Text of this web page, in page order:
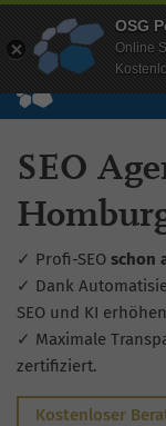
Wissen Free
SEO
✓ Profi-SEO schon
✓ Dank
SEO und KI
✓ Maximale
zertifiziert.
Kostenloser
OSG
Online